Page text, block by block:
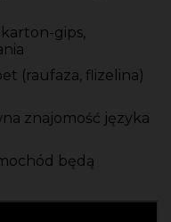
gips,
(raufaza, flizelina)
znajomość języka
będą